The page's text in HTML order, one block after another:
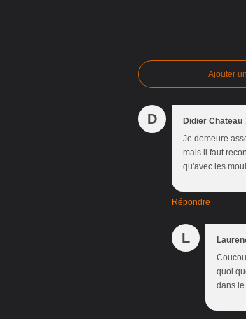
Ajouter
D Didier Chateau
Je demeure
mais il faut
qu'avec les
Répondre
L
quoi
dans